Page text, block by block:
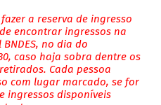
a reserva de ingresso
encontrar ingressos na
no dia do
caso haja sobra dentre os
Cada pessoa
com lugar marcado, se for
ingressos disponíveis